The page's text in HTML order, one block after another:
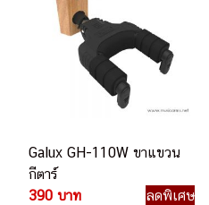
Galux GH-110W ขาแขวน
กีตาร์
390 บาท
ลดพิเศษ